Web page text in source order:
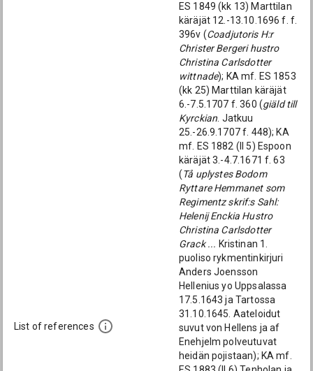
List of references
ES 1849 (kk 13) Marttilan
käräjät 12.-13.10.1696 f. f.
396v (Coadjutoris H:r
Christer Bergeri hustro
Christina Carlsdotter
wittnade); KA mf. ES 1853
(kk 25) Marttilan käräjät
6.-7.5.1707 f. 360 (giäld till
Kyrckian . Jatkuu
25.-26.9.1707 f. 448); KA
mf. ES 1882 (ll 5) Espoon
käräjät 3.-4.7.1671 f. 63
(Tå uplystes Bodom
Ryttare Hemmanet som
Regimentz skrif:s Sahl:
Helenij Enckia Hustro
Christina Carlsdotter
Grack ... Kristinan 1.
puoliso rykmentinkirjuri
Anders Joensson
Hellenius yo Uppsalassa
17.5.1643 ja Tartossa
31.10.1645. Aateloidut
suvut von Hellens ja af
Enehjelm polveutuvat
heidän pojistaan); KA mf.